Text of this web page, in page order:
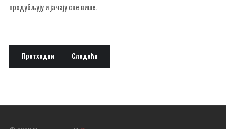
продубљују и јачају све више.
Претходни чланак: Припрема цркве у Моровићу
Претходни Следећи чланак: Диван је кићени Сријем
Следећи